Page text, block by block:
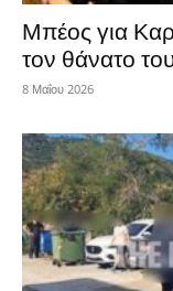
Μπέος για
τον θάνατο
8 Μαΐου 2026